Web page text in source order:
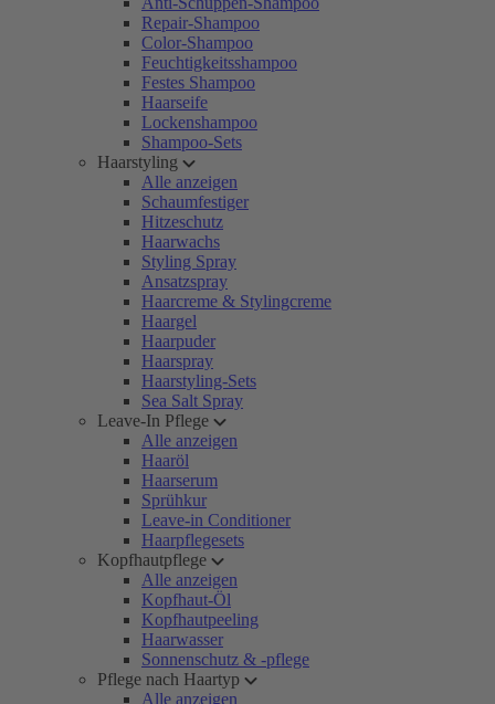
Repair-Shampoo
Color-Shampoo
Feuchtigkeitsshampoo
Festes Shampoo
Haarseife
Lockenshampoo
Shampoo-Sets
Haarstyling
Alle anzeigen
Schaumfestiger
Hitzeschutz
Haarwachs
Styling Spray
Ansatzspray
Haarcreme & Stylingcreme
Haargel
Haarpuder
Haarspray
Haarstyling-Sets
Sea Salt Spray
Leave-In Pflege
Alle anzeigen
Haaröl
Haarserum
Sprühkur
Leave-in Conditioner
Haarpflegesets
Kopfhautpflege
Alle anzeigen
Kopfhaut-Öl
Kopfhautpeeling
Haarwasser
Sonnenschutz & -pflege
Pflege nach Haartyp
Alle anzeigen